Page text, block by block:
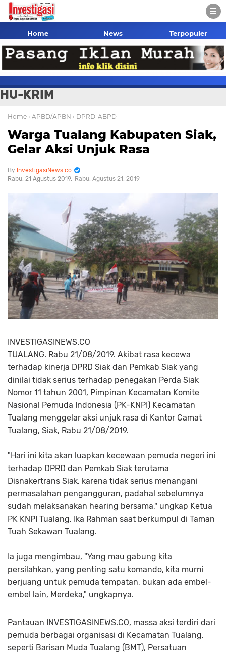
Home News Terpopuler
HU-KRIM
Home › APBD/APBN › DPRD-ABPD
Warga Tualang Kabupaten Siak,
Gelar Aksi Unjuk Rasa
InvestigasiNews.co
Rabu, 21 Agustus 2019
Rabu, Agustus 21, 2019
INVESTIGASINEWS.CO
TUALANG. Rabu 21/08/2019. Akibat rasa kecewa
terhadap kinerja DPRD Siak dan Pemkab Siak yang
dinilai tidak serius terhadap penegakan Perda Siak
Nomor 11 tahun 2001, Pimpinan Kecamatan Komite
Nasional Pemuda Indonesia (PK-KNPI) Kecamatan
Tualang menggelar aksi unjuk rasa di Kantor Camat
Tualang, Siak, Rabu 21/08/2019.
"Hari ini kita akan luapkan kecewaan pemuda negeri ini
terhadap DPRD dan Pemkab Siak terutama
Disnakertrans Siak, karena tidak serius menangani
permasalahan pengangguran, padahal sebelumnya
sudah melaksanakan hearing bersama," ungkap Ketua
PK KNPI Tualang, Ika Rahman saat berkumpul di Taman
Tuah Sekawan Tualang.
Ia juga mengimbau, "Yang mau gabung kita
persilahkan, yang penting satu komando, kita murni
berjuang untuk pemuda tempatan, bukan ada embel-
embel lain, Merdeka," ungkapnya.
Pantauan INVESTIGASINEWS.CO, massa aksi terdiri dari
pemuda berbagai organisasi di Kecamatan Tualang,
seperti Barisan Muda Tualang (BMT), Persatuan